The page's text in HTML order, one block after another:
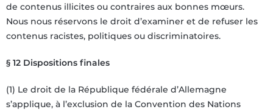
de contenus illicites ou contraires aux bonnes mœurs.
Nous nous réservons le droit d’examiner et de refuser les
contenus racistes, politiques ou discriminatoires.
§ 12 Dispositions finales
(1) Le droit de la République fédérale d’Allemagne
s’applique, à l’exclusion de la Convention des Nations